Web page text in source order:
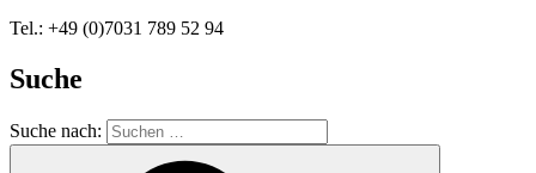
Tel.: +49 (0)7031 789 52 94
Suche
Suche nach: